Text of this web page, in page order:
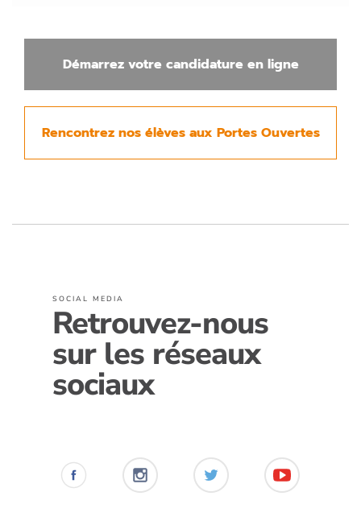
Démarrez votre candidature en ligne
Rencontrez nos élèves aux Portes Ouvertes
SOCIAL MEDIA
Retrouvez-nous
sur les réseaux
sociaux